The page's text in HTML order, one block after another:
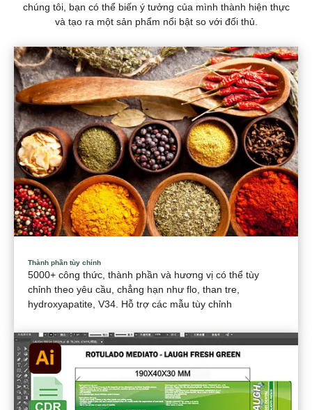
chúng tôi, bạn có thể biến ý tưởng của mình thành hiện thực
và tạo ra một sản phẩm nổi bật so với đối thủ.
Thành phần tùy chỉnh
5000+ công thức, thành phần và hương vị có thể tùy
chỉnh theo yêu cầu, chẳng hạn như flo, than tre,
hydroxyapatite, V34. Hỗ trợ các mẫu tùy chỉnh